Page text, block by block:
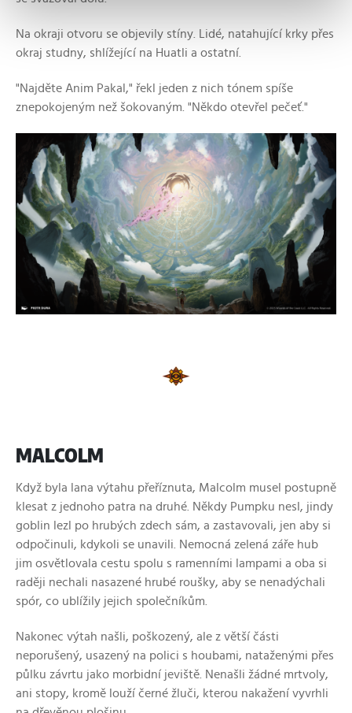
Na okraji otvoru se objevily stíny. Lidé, natahující krky přes
okraj studny, shlížející na Huatli a ostatní.
"Najděte Anim Pakal," řekl jeden z nich tónem spíše
znepokojeným než šokovaným. "Někdo otevřel pečeť."
MALCOLM
Když byla lana výtahu přeříznuta, Malcolm musel postupně
klesat z jednoho patra na druhé. Někdy Pumpku nesl, jindy
goblin lezl po hrubých zdech sám, a zastavovali, jen aby si
odpočinuli, kdykoli se unavili. Nemocná zelená záře hub
jim osvětlovala cestu spolu s ramenními lampami a oba si
raději nechali nasazené hrubé roušky, aby se nenadýchali
spór, co ublížily jejich společníkům.
Nakonec výtah našli, poškozený, ale z větší části
neporušený, usazený na polici s houbami, nataženými přes
půlku závrtu jako morbidní jeviště. Nenašli žádné mrtvoly,
ani stopy, kromě louží černé žluči, kterou nakažení vyvrhli